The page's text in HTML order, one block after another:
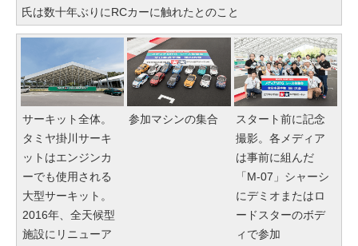
氏は数十年ぶりにRCカーに触れたとのこと
サーキット全体。
タミヤ掛川サーキ
ットはエンジンカ
ーでも使用される
大型サーキット。
2016年、全天候型
施設にリニューア
参加マシンの集合
スタート前に記念
撮影。各メディア
は事前に組んだ
「M-07」シャーシ
にデミオまたはロ
ードスターのボデ
ィで参加